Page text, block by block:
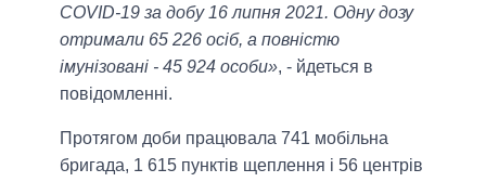
COVID-19 за добу 16 липня 2021. Одну дозу
отримали 65 226 осіб, а повністю
імунізовані - 45 924 особи», - йдеться в
повідомленні.
Протягом доби працювала 741 мобільна
бригада, 1 615 пунктів щеплення і 56 центрів